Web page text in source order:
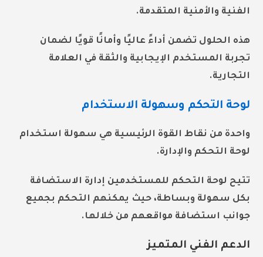
الفنية والأمنية المتقدمة.
هذه الحلول تضمن أداءً عاليًا وأمانًا قويًا لضمان
تجربة المستخدم الإيجابية والثقة في العلامة
التجارية.
لوحة التحكم وسهولة الاستخدام
واحدة من نقاط القوة الرئيسية هي سهولة استخدام
لوحة التحكم والإدارة.
تتيح لوحة التحكم للمستخدمين إدارة الاستضافة
بكل سهولة وبساطة، حيث يمكنهم التحكم بجميع
جوانب استضافة مواقعهم من خلالها.
الدعم الفني المتميز